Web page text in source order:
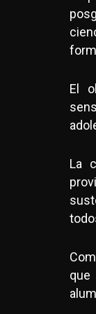
El
La
que